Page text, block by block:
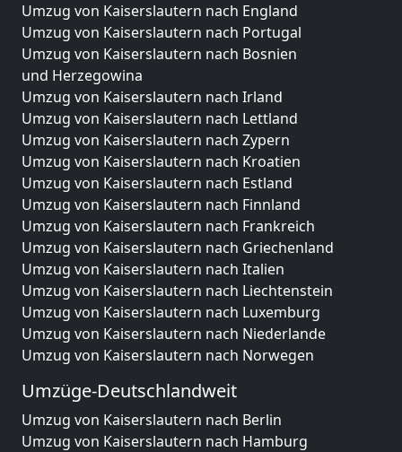
Umzug von Kaiserslautern nach England
Umzug von Kaiserslautern nach Portugal
Umzug von Kaiserslautern nach Bosnien
und Herzegowina
Umzug von Kaiserslautern nach Irland
Umzug von Kaiserslautern nach Lettland
Umzug von Kaiserslautern nach Zypern
Umzug von Kaiserslautern nach Kroatien
Umzug von Kaiserslautern nach Estland
Umzug von Kaiserslautern nach Finnland
Umzug von Kaiserslautern nach Frankreich
Umzug von Kaiserslautern nach Griechenland
Umzug von Kaiserslautern nach Italien
Umzug von Kaiserslautern nach Liechtenstein
Umzug von Kaiserslautern nach Luxemburg
Umzug von Kaiserslautern nach Niederlande
Umzug von Kaiserslautern nach Norwegen
Umzüge-Deutschlandweit
Umzug von Kaiserslautern nach Berlin
Umzug von Kaiserslautern nach Hamburg